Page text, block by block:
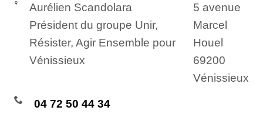
Aurélien Scandolara
Président du groupe Unir,
Résister, Agir Ensemble pour
Vénissieux
5 avenue
Marcel
Houel
69200
Vénissieux
04 72 50 44 34